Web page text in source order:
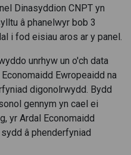
Dinasyddion CNPT yn
â phanelwyr bob 3
i fod eisiau aros ar y panel.
unrhyw un o'ch data
Ewropeaidd na
digonolrwydd. Bydd
gennym yn cael ei
yr Ardal Economaidd
â phenderfyniad